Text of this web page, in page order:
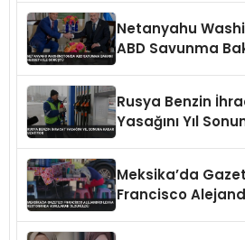
Netanyahu
ABD Savunma
Rusya Benzin
Yasağını Yıl
Meksika’da
Francisco